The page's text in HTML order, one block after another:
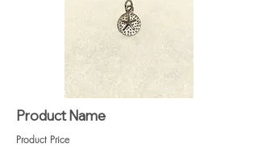
Product Name
Product Price